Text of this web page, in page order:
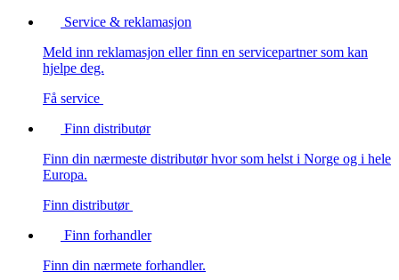
Service & reklamasjon
Meld inn reklamasjon eller finn en servicepartner som kan
hjelpe deg.
Få service
Finn distributør
Finn din nærmeste distributør hvor som helst i Norge og i hele
Europa.
Finn distributør
Finn forhandler
Finn din nærmete forhandler.